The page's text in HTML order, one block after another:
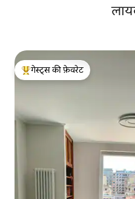
गेस्ट्स का टॉप फ़ेवरेट
गेस्ट्स की फ़ेवरेट